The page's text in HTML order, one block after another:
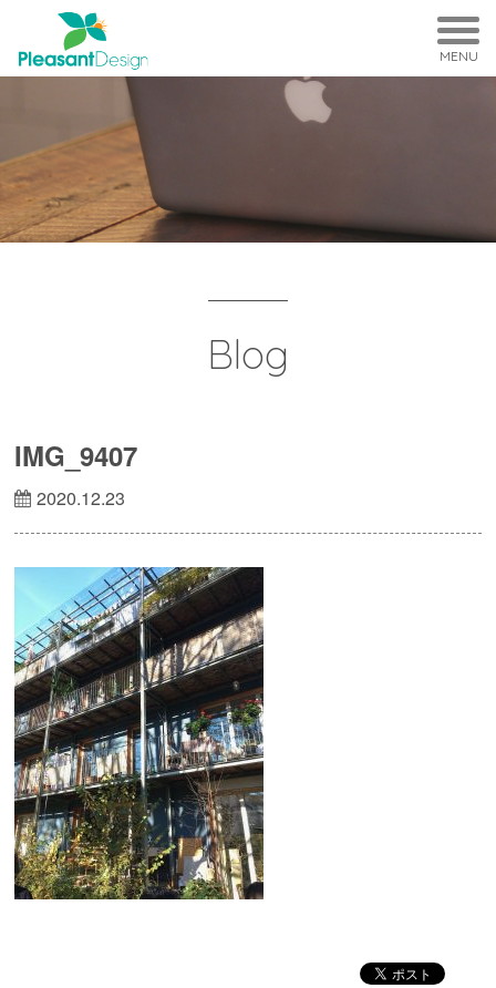
MENU
Blog
IMG_9407
2020.12.23